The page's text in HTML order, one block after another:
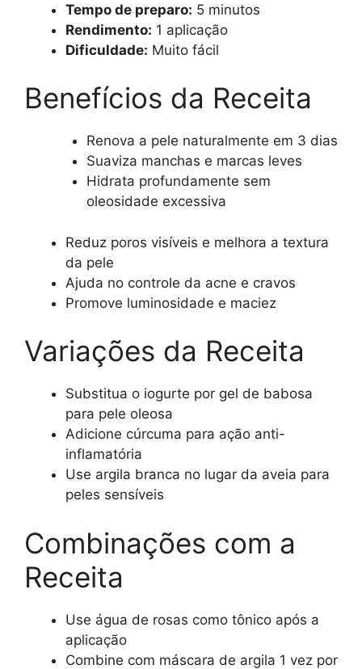
Tempo de preparo: 5 minutos
Rendimento: 1 aplicação
Dificuldade: Muito fácil
Benefícios da Receita
Renova a pele naturalmente em 3 dias
Suaviza manchas e marcas leves
Hidrata profundamente sem
oleosidade excessiva
Reduz poros visíveis e melhora a textura
da pele
Ajuda no controle da acne e cravos
Promove luminosidade e maciez
Variações da Receita
Substitua o iogurte por gel de babosa
para pele oleosa
Adicione cúrcuma para ação anti-
inflamatória
Use argila branca no lugar da aveia para
peles sensíveis
Combinações com a
Receita
Use água de rosas como tônico após a
aplicação
Combine com máscara de argila 1 vez por